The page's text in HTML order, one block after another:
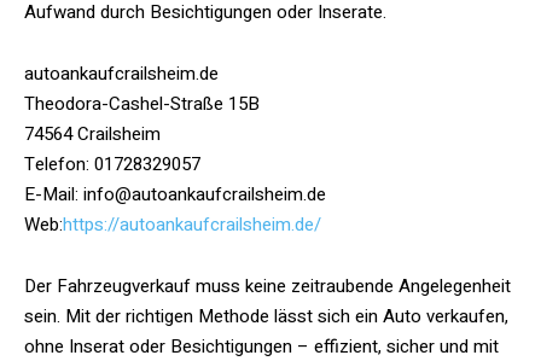
Aufwand durch Besichtigungen oder Inserate.
autoankaufcrailsheim.de
Theodora-Cashel-Straße 15B
74564 Crailsheim
Telefon: 01728329057
E-Mail: info@autoankaufcrailsheim.de
Web:https://autoankaufcrailsheim.de/
Der Fahrzeugverkauf muss keine zeitraubende Angelegenheit
sein. Mit der richtigen Methode lässt sich ein Auto verkaufen,
ohne Inserat oder Besichtigungen – effizient, sicher und mit